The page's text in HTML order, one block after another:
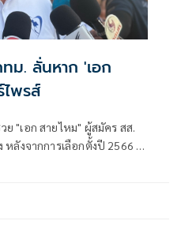
ม. ลั่นหาก 'เอก
ไพรส์
"เอก สายไหม" ผู้สมัคร สส.
ลังจากการเลือกตั้งปี 2566 ได้